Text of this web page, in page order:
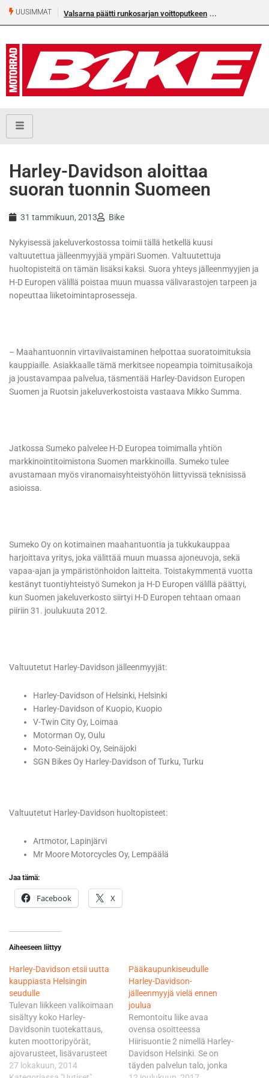
UUSIMMAT Valsarna päätti runkosarjan voittoputkeen
Harley-Davidson aloittaa
suoran tuonnin Suomeen
31 tammikuun, 2013 Bike
Nykyisessä jakeluverkostossa toimii tällä hetkellä kuusi
valtuutettua jälleenmyyjää ympäri Suomen. Valtuutettuja
huoltopisteitä on tämän lisäksi kaksi. Suora yhteys jälleenmyyjien ja
H-D Europen välillä poistaa muun muassa välivarastojen tarpeen ja
nopeuttaa liiketoimintaprosesseja.
– Maahantuonnin virtaviivaistaminen helpottaa suoratoimituksia
kauppiaille. Asiakkaalle tämä merkitsee nopeampia toimitusaikoja
ja joustavampaa palvelua, täsmentää Harley-Davidson Europen
Suomen ja Ruotsin jakeluverkostoista vastaava Mikko Summa.
Jatkossa Sumeko palvelee H-D Europea toimimalla yhtiön
markkinointitoimistona Suomen markkinoilla. Sumeko tulee
avustamaan myös viranomaisyhteistyöhön liittyvissä teknisissä
asioissa.
Sumeko Oy on kotimainen maahantuontia ja tukkukauppaa
harjoittava yritys, joka välittää muun muassa ajoneuvoja, sekä
vapaa-ajan ja ympäristönhoidon laitteita. Toistakymmentä vuotta
kestänyt tuontiyhteistyö Sumekon ja H-D Europen välillä päättyi,
kun Suomen jakeluverkosto siirtyi H-D Europen tehtaan omaan
piiriin 31. joulukuuta 2012.
Valtuutetut Harley-Davidson jälleenmyyjät:
Harley-Davidson of Helsinki, Helsinki
Harley-Davidson of Kuopio, Kuopio
V-Twin City Oy, Loimaa
Motorman Oy, Oulu
Moto-Seinäjoki Oy, Seinäjoki
SGN Bikes Oy Harley-Davidson of Turku, Turku
Valtuutetut Harley-Davidson huoltopisteet:
Artmotor, Lapinjärvi
Mr Moore Motorcycles Oy, Lempäälä
Jaa tämä:
Facebook X
Aiheeseen liittyy
Harley-Davidson etsii uutta
kauppiasta Helsingin
seudulle
Tulevan liikkeen valikoimaan
sisältyy koko Harley-
Davidsonin tuotekattaus,
kuten moottoripyörät,
ajovarusteet, lisävarusteet
sekä varaosat.
27 lokakuun, 2014
Pääkaupunkiseudulle
Harley-Davidson-
jälleenmyyjä vielä ennen
joulua
Remontoitu liike avaa
ovensa osoitteessa
Hiirisuontie 2 nimellä Harley-
Davidson Helsinki. Se on
täyden palvelun talo, jonka